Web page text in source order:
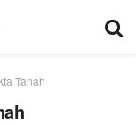
Tanah